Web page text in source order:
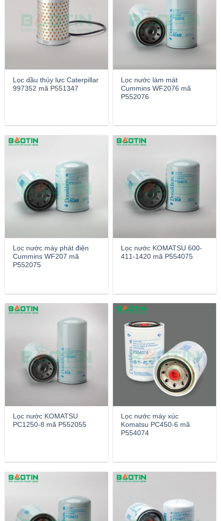
Lọc dầu thủy lực Caterpillar
997352 mã P551347
Lọc nước làm mát
Cummins WF2076 mã
P552076
Lọc nước máy phát điện
Cummins WF207 mã
P552075
Lọc nước KOMATSU 600-
411-1420 mã P554075
Lọc nước KOMATSU
PC1250-8 mã P552055
Lọc nước máy xúc
Komatsu PC450-6 mã
P554074